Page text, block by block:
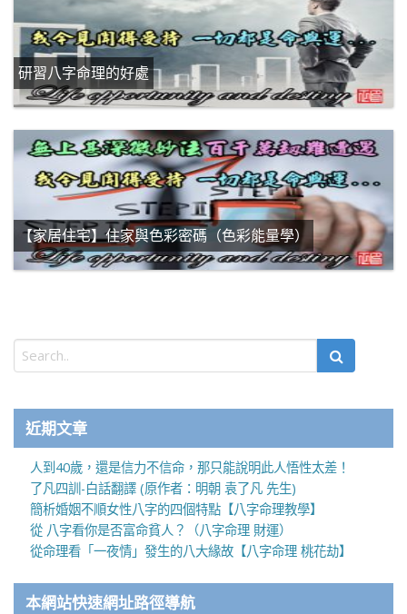
研習八字命理的好處
【家居住宅】住家與色彩密碼（色彩能量學）
近期文章
人到40歲，還是信力不信命，那只能說明此人悟性太差！
了凡四訓-白話翻譯 (原作者：明朝 袁了凡 先生)
簡析婚姻不順女性八字的四個特點【八字命理教學】
從 八字看你是否富命貧人？（八字命理 財運）
從命理看「一夜情」發生的八大緣故【八字命理 桃花劫】
本網站快速網址路徑導航